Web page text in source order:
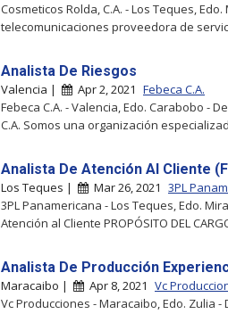
Cosmeticos Rolda, C.A. - Los Teques,
telecomunicaciones proveedora de
Analista De Riesgos
Valencia | Apr 2, 2021 Febeca C.A.
Febeca C.A. - Valencia, Edo. Carabobo -
C.A. Somos una organización
Analista De Atención Al Cliente
Los Teques | Mar 26, 2021 3PL
3PL Panamericana - Los Teques, Edo.
Atención al Cliente PROPÓSITO DEL
Analista De Producción
Maracaibo | Apr 8, 2021 Vc
Vc Producciones - Maracaibo, Edo. Zulia